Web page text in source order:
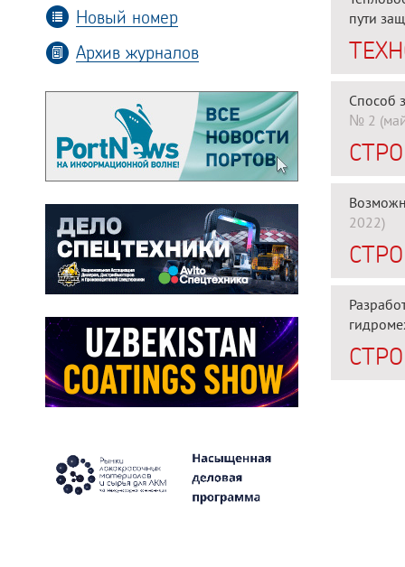
Новый номер
Архив журналов
пути
Способ
№ 2
2022)